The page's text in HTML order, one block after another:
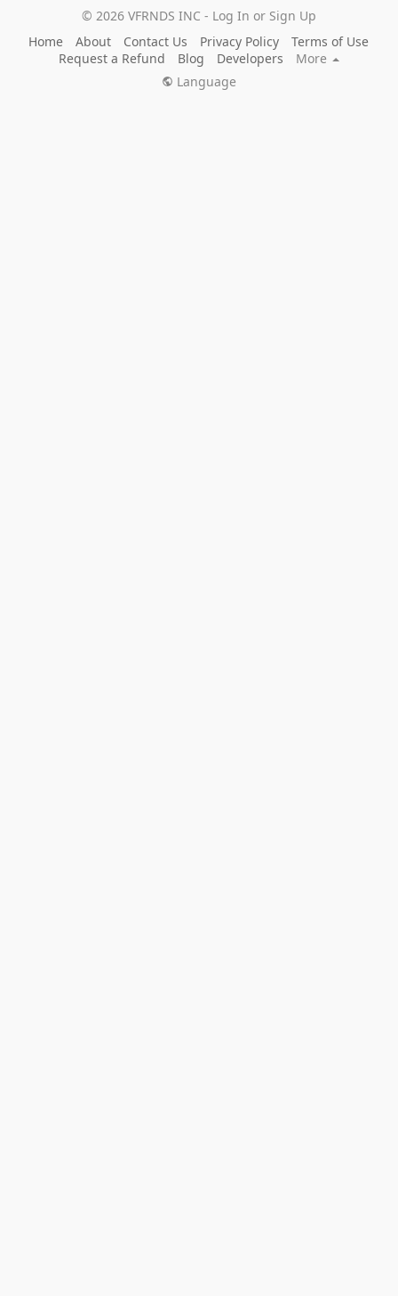
© 2026 VFRNDS INC - Log In or Sign Up
Home
About Contact Us Privacy Policy
Terms of Use
Request a Refund
Blog Developers
More
Language